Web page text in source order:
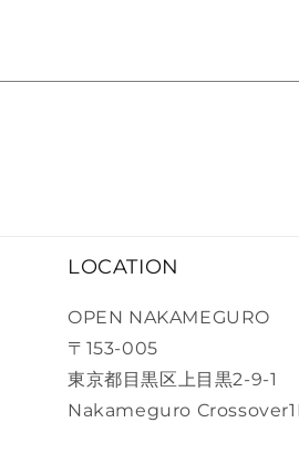
LOCATION
OPEN NAKAMEGURO
〒153-005
東京都目黒区上目黒2-9-1
Nakameguro